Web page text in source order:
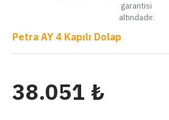
garantisi
altındadır.
Petra AY 4 Kapılı Dolap
38.051 ₺